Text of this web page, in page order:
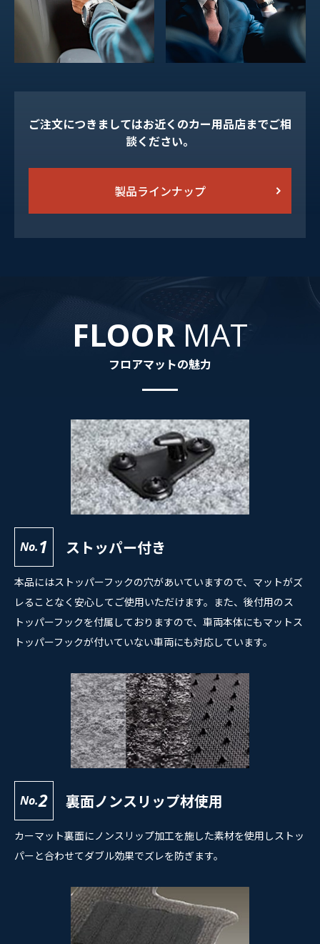
ご注文につきましてはお近くのカー用品店までご相
談ください。
製品ラインナップ
FLOORMAT
フロアマットの魅力
No.1 ストッパー付き
本品にはストッパーフックの穴があいていますので、マットがズ
レることなく安心してご使用いただけます。また、後付用のス
トッパーフックを付属しておりますので、車両本体にもマットス
トッパーフックが付いていない車両にも対応しています。
No.2 裏面ノンスリップ材使用
カーマット裏面にノンスリップ加工を施した素材を使用しストッ
パーと合わせてダブル効果でズレを防ぎます。